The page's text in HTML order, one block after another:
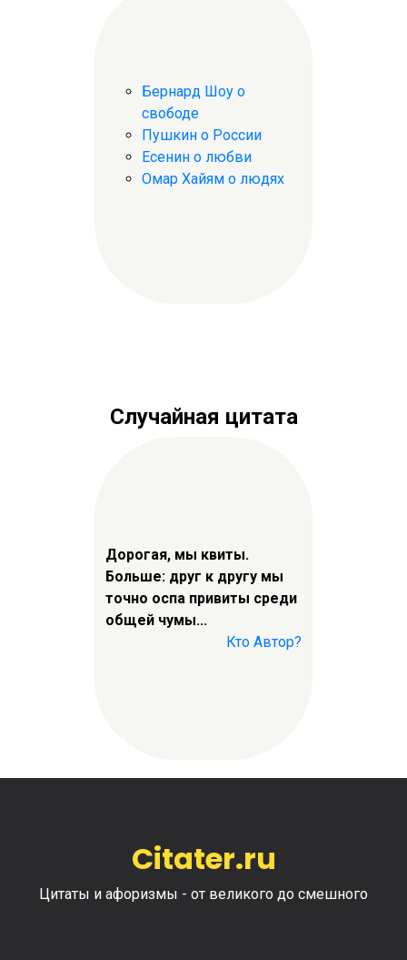
Бернард Шоу о
свободе
Пушкин о России
Есенин о любви
Омар Хайям о людях
Случайная цитата
Дорогая, мы квиты.
Больше: друг к другу мы
точно оспа привиты среди
общей чумы...
Кто Автор?
Citater.ru
Цитаты и афоризмы - от великого до смешного